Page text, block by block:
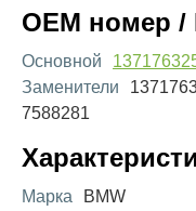
OEM номер /
Основной
Заменители
7588281
Марка
BMW